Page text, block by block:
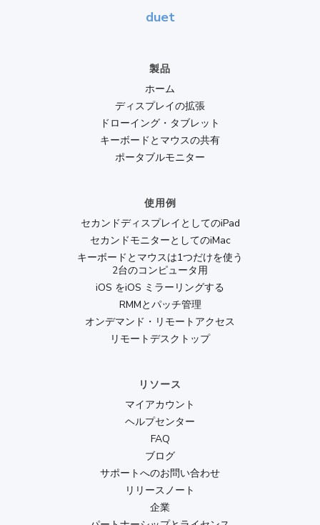
duet
製品
ホーム
ディスプレイの拡張
ドローイング・タブレット
キーボードとマウスの共有
ポータブルモニター
使用例
セカンドディスプレイとしてのiPad
セカンドモニターとしてのiMac
キーボードとマウスは1つだけを使う
2台のコンピュータ用
iOS をiOS ミラーリングする
RMMとパッチ管理
オンデマンド・リモートアクセス
リモートデスクトップ
リソース
マイアカウント
ヘルプセンター
FAQ
ブログ
サポートへのお問い合わせ
リリースノート
企業